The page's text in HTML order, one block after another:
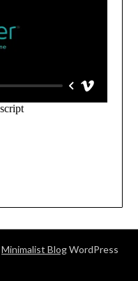
Minimalist BlogWordPress